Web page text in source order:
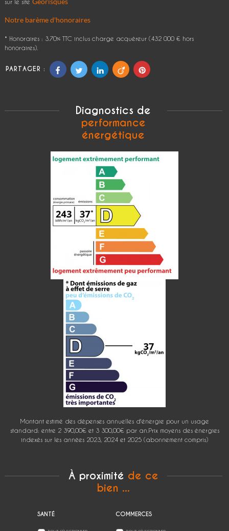
sur le site Géorisques
Notre barème d'honoraires
* Honoraires : 3.70% TTC inclus charge acquéreur (432 000 € hors
honoraires).
PARTAGER :
Diagnostics de
performance
énergétique
Montant estimé des dépenses annuelles d'énergie pour un usage
standard: entre 2 390,00€ et 3 300,00€ par an.Prix moyens des énergies
indexés sur les années 2023, 2024 et 2025 (abonnement compris)
À proximité de ce
bien ...
SANTÉ COMMERCES